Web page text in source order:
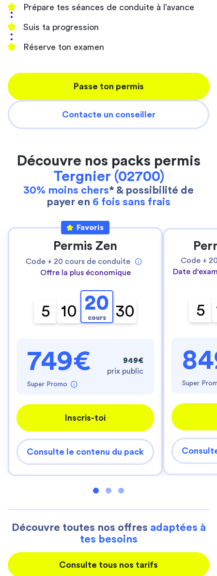
Prépare tes séances de conduite à l’avance
Suis ta progression
Réserve ton examen
Passe ton permis
Contacte un conseiller
Découvre nos packs permis
Tergnier (02700)
30% moins chers* & possibilité de
payer en 6 fois sans frais
Favoris
Permis Zen
Code + 20 cours de conduite
Offre la plus économique
5 10 20
cours 30
749€
Super Promo
949€
prix public
Inscris-toi
Consulte le contenu du pack
Code +
Date
5
Super
Découvre toutes nos offres adaptées à
tes besoins
Consulte tous nos tarifs